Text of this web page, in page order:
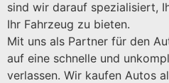
sind wir darauf spezialisiert,
Ihr Fahrzeug zu bieten.
Mit uns als Partner für den
auf eine schnelle und
verlassen. Wir kaufen Autos